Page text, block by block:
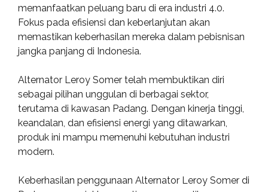
memanfaatkan peluang baru di era industri 4.0.
Fokus pada efisiensi dan keberlanjutan akan
memastikan keberhasilan mereka dalam pebisnisan
jangka panjang di Indonesia.
Alternator Leroy Somer telah membuktikan diri
sebagai pilihan unggulan di berbagai sektor,
terutama di kawasan Padang. Dengan kinerja tinggi,
keandalan, dan efisiensi energi yang ditawarkan,
produk ini mampu memenuhi kebutuhan industri
modern.
Keberhasilan penggunaan Alternator Leroy Somer di